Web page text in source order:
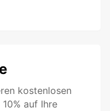
kostenlosen
auf Ihre